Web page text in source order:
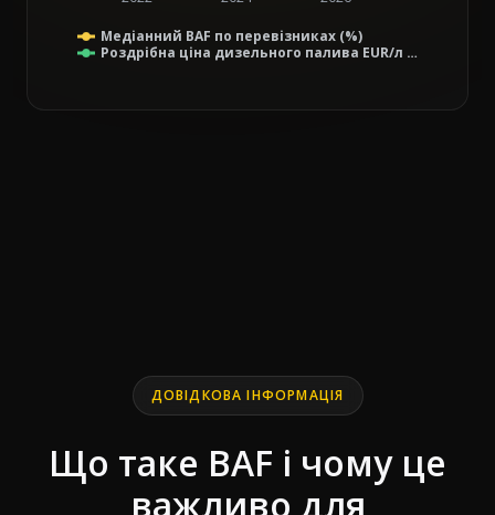
Line chart with 2 lines.
Медіанний BAF по перевізниках (%)
Роздрібна ціна дизельного палива EUR/л …
ДОВІДКОВА ІНФОРМАЦІЯ
Що таке BAF і чому це
важливо для